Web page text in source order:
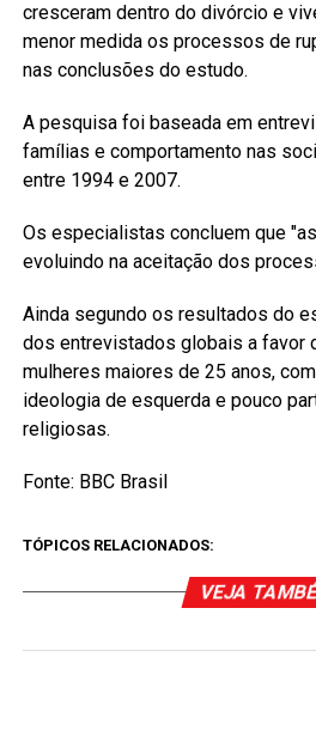
cresceram dentro do divórcio e
menor medida os processos de
nas conclusões do estudo.
A pesquisa foi baseada em
famílias e comportamento nas
entre 1994 e 2007.
Os especialistas concluem que
evoluindo na aceitação dos
Ainda segundo os resultados do
dos entrevistados globais a favor
mulheres maiores de 25 anos,
ideologia de esquerda e pouco
religiosas.
Fonte: BBC Brasil
TÓPICOS RELACIONADOS:
VEJA